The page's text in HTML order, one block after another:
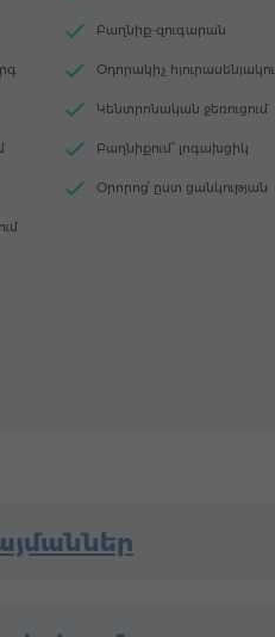
Բաղնիք-զուգարան
Օդորակիչ
Կենտրոնական ջեռուցում
Բաղնիքում՝ լոգախցիկ
Օրորոց՝ ըստ ցանկության